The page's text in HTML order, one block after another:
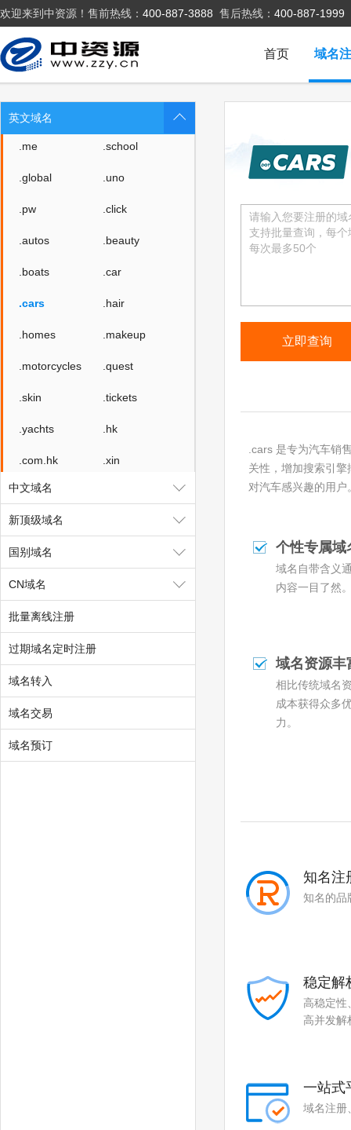
欢迎来到中资源！售前热线： 400-887-3888 售后热线： 400-887-1999
域名
首页
英文域名
.rent .security
.storage .theatre
.luxe .bond
.cyou
.me .school
.global .uno
.pw .click
.autos .beauty
.boats .car
.cars .hair
.homes .makeup
.motorcycles .quest
.skin .tickets
.yachts .hk
.com.hk .xin
.yun
中文域名
新顶级域名
国别域名
CN域名
批量离线注册
过期域名定时注册
域名转入
域名交易
域名预订
.cars 是专为汽车销
关性，增加搜索引
对汽车感兴趣的用
个性专属域
域名自带含义
内容一目了然
域名资源丰
相比传统域名
成本获得众多
力。
知名注
知名的品
稳定解
高稳定性
高并发解
一站式
域名注册